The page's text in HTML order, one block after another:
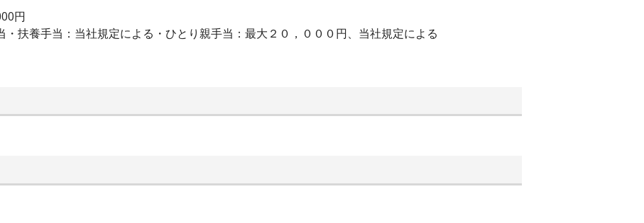
円
扶養手当：当社規定による・ひとり親手当：最大２０，０００円、当社規定による